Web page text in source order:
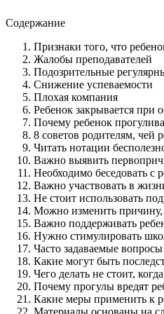
Содержание
Признаки того, что
Жалобы преподавателей
Подозрительные
Снижение успеваемости
Плохая компания
Ребенок закрывается при
Почему ребенок
8 советов родителям, чей
Читать нотации
Важно выявить
Необходимо беседовать с
Важно участвовать в
Не стоит использовать
Можно изменить причину,
Важно поддерживать
Нужно стимулировать
Часто задаваемые
Какие могут быть
Чего делать не стоит,
Почему прогулы вредят
Какие меры применить к
Материалы основаны на